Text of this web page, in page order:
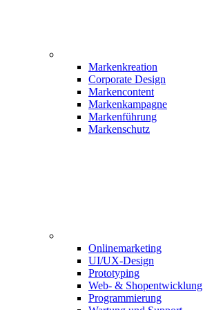
Markenkreation
Corporate Design
Markencontent
Markenkampagne
Markenführung
Markenschutz
Onlinemarketing
UI/UX-Design
Prototyping
Web- & Shopentwicklung
Programmierung